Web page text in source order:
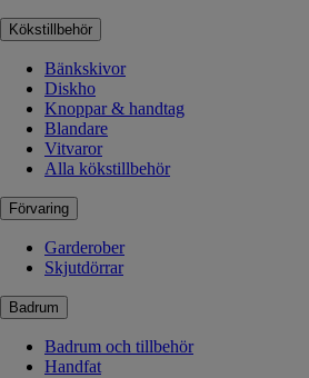
Kökstillbehör
Bänkskivor
Diskho
Knoppar & handtag
Blandare
Vitvaror
Alla kökstillbehör
Förvaring
Garderober
Skjutdörrar
Badrum
Badrum och tillbehör
Handfat